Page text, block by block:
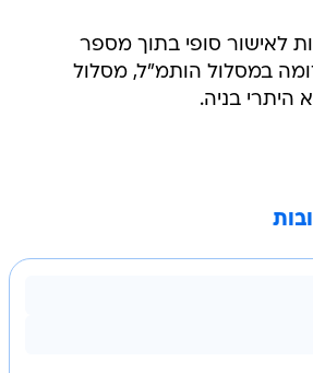
לאישור סופי בתוך מספר
במסלול הותמ"ל, מסלול
היתרי בניה.